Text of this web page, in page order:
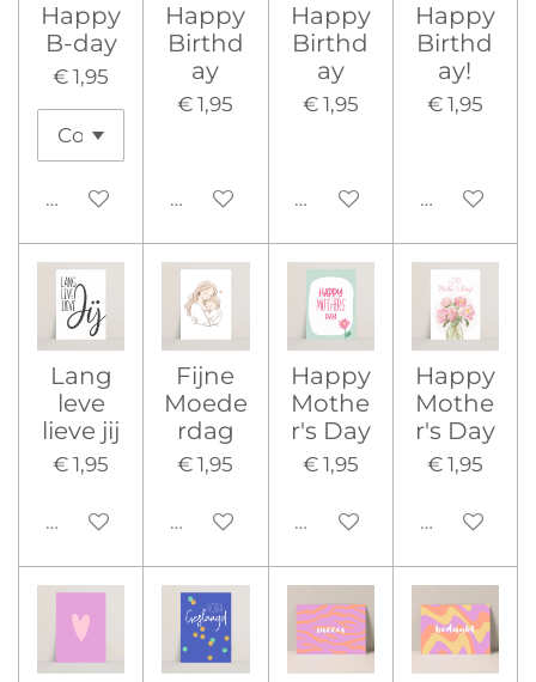
Happy
B-day
€ 1,95
Uitgeschakeld
Happy
Birthd
ay
€ 1,95
Uitgeschakeld
Happy
Birthd
ay
€ 1,95
Uitgeschakeld
Happy
Birthd
ay!
€ 1,95
Lang
leve
lieve jij
€ 1,95
Uitgeschakeld
Fijne
Moede
rdag
€ 1,95
Uitgeschakeld
Happy
Mothe
r's Day
€ 1,95
Uitgeschakeld
Happy
Mothe
r's Day
€ 1,95